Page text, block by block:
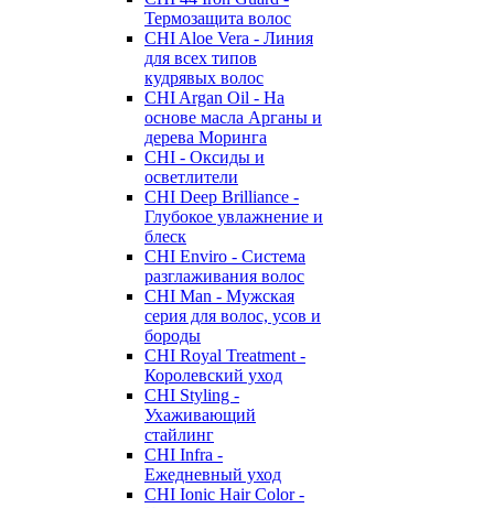
Термозащита волос
CHI Aloe Vera - Линия
для всех типов
кудрявых волос
CHI Argan Oil - На
основе масла Арганы и
дерева Моринга
CHI - Оксиды и
осветлители
CHI Deep Brilliance -
Глубокое увлажнение и
блеск
CHI Enviro - Система
разглаживания волос
CHI Man - Мужская
серия для волос, усов и
бороды
CHI Royal Treatment -
Королевский уход
CHI Styling -
Ухаживающий
стайлинг
CHI Infra -
Ежедневный уход
CHI Ionic Hair Color -